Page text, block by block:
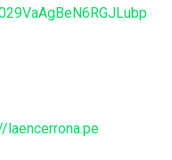
laencerrona.pe